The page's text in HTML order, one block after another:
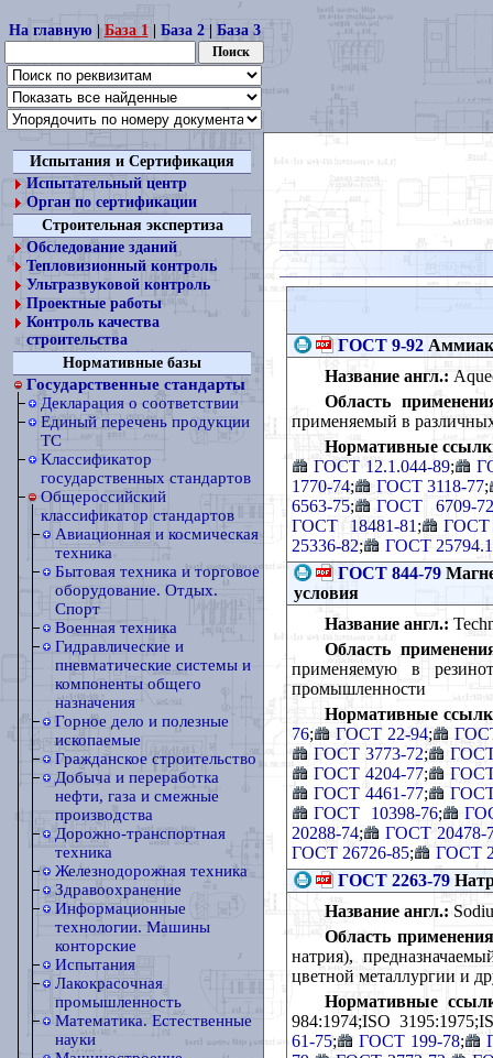
На главную| База 1| База 2| База 3
Испытания и Сертификация
Испытательный центр
Орган по сертификации
Строительная экспертиза
Обследование зданий
Тепловизионный контроль
Ультразвуковой контроль
Проектные работы
Контроль качества
строительства
Нормативные базы
Государственные стандарты
Декларация о соответствии
Единый перечень продукции
ТС
Классификатор
государственных стандартов
Общероссийский
классификатор стандартов
Авиационная и космическая
техника
Бытовая техника и торговое
оборудование. Отдых.
Спорт
Военная техника
Гидравлические и
пневматические системы и
компоненты общего
назначения
Горное дело и полезные
ископаемые
Гражданское строительство
Добыча и переработка
нефти, газа и смежные
производства
Дорожно-транспортная
техника
Железнодорожная техника
Здравоохранение
Информационные
технологии. Машины
конторские
Испытания
Лакокрасочная
промышленность
Математика. Естественные
науки
ГОСТ 9-92 Аммиак
Название англ.:
Область
применяемый в
Нормативные
ГОСТ 12.1.044-89;
1770-74; ГОСТ 3118-77;
6563-75;
ГОСТ 6709-72
ГОСТ 18481-81 ;
ГОСТ
25336-82;
ГОСТ
ГОСТ 844-79
условия
Название англ.:
Область
применяемую в
промышленности
Нормативные
76; ГОСТ 22-94;
ГОСТ 3773-72;
ГОСТ 4204-77;
ГОСТ 4461-77;
ГОСТ 10398-76;
20288-74;
ГОСТ 20478-
ГОСТ 26726-85;
ГОСТ
ГОСТ 2263-79
Название англ.:
Область
натрия),
цветной металлургии и
Нормативные
984:1974;ISO
61-75; ГОСТ 199-78;